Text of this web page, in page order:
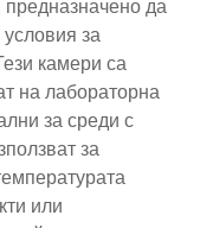
предназначено да
за
камери са
на лабораторна
за среди с
за
или